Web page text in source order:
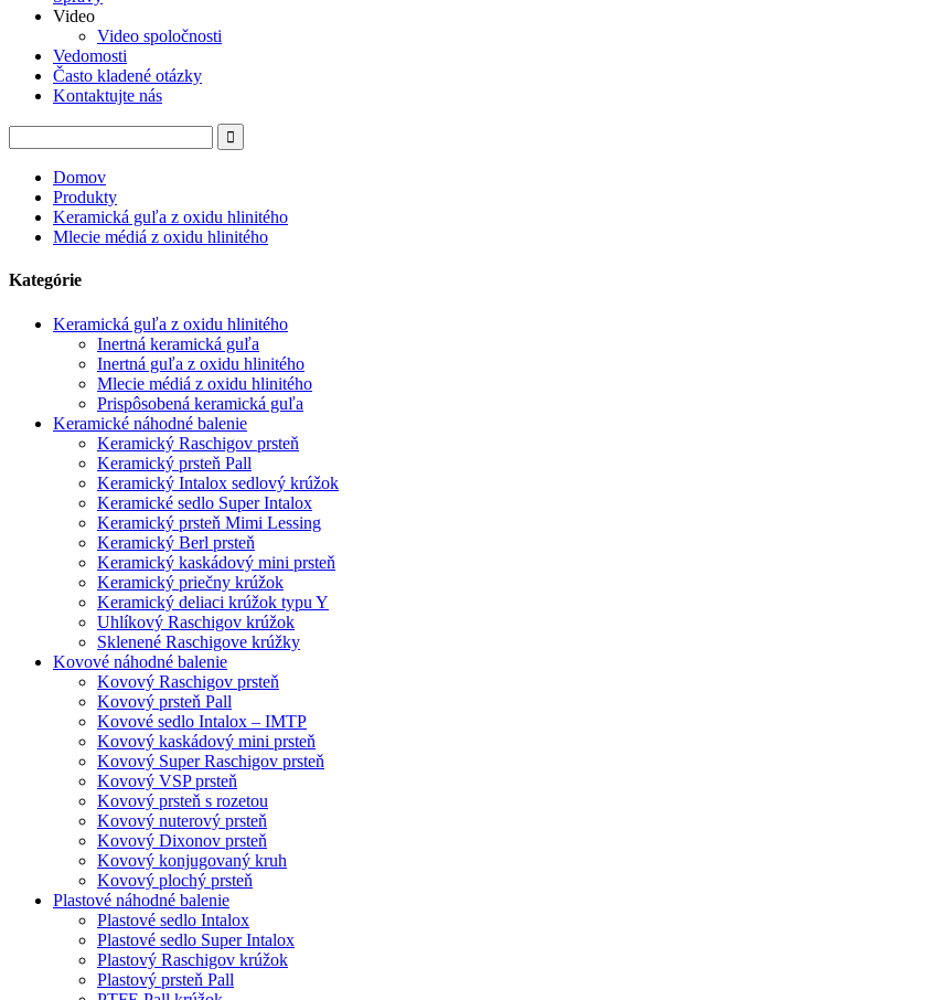
Video
Video spoločnosti
Vedomosti
Často kladené otázky
Kontaktujte nás
Domov
Produkty
Keramická guľa z oxidu hlinitého
Mlecie médiá z oxidu hlinitého
Kategórie
Keramická guľa z oxidu hlinitého
Inertná keramická guľa
Inertná guľa z oxidu hlinitého
Mlecie médiá z oxidu hlinitého
Prispôsobená keramická guľa
Keramické náhodné balenie
Keramický Raschigov prsteň
Keramický prsteň Pall
Keramický Intalox sedlový krúžok
Keramické sedlo Super Intalox
Keramický prsteň Mimi Lessing
Keramický Berl prsteň
Keramický kaskádový mini prsteň
Keramický priečny krúžok
Keramický deliaci krúžok typu Y
Uhlíkový Raschigov krúžok
Sklenené Raschigove krúžky
Kovové náhodné balenie
Kovový Raschigov prsteň
Kovový prsteň Pall
Kovové sedlo Intalox – IMTP
Kovový kaskádový mini prsteň
Kovový Super Raschigov prsteň
Kovový VSP prsteň
Kovový prsteň s rozetou
Kovový nuterový prsteň
Kovový Dixonov prsteň
Kovový konjugovaný kruh
Kovový plochý prsteň
Plastové náhodné balenie
Plastové sedlo Intalox
Plastové sedlo Super Intalox
Plastový Raschigov krúžok
Plastový prsteň Pall